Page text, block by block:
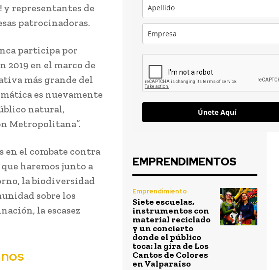
representantes de
patrocinadoras.
participa por
2019 en el marco de
más grande del
es nuevamente
natural,
Metropolitana”.
en el combate contra
haremos junto a
la biodiversidad
sobre los
la escasez
Únete Aquí
EMPRENDIMENTOS
Emprendimiento
Siete escuelas,
instrumentos con
material reciclado
y un concierto
donde el público
toca: la gira de Los
Cantos de Colores
en Valparaíso